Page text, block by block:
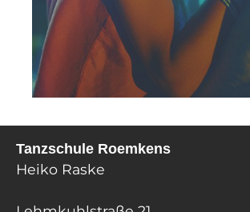
Tanzschule Roemkens
Heiko Raske